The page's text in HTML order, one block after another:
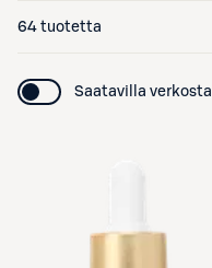
64 tuotetta
Saatavilla verkosta